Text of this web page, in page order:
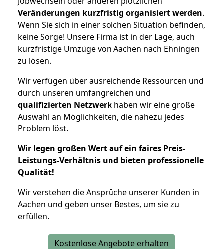
Veränderungen kurzfristig organisiert werden.
Wenn Sie sich in einer solchen Situation befinden,
keine Sorge! Unsere Firma ist in der Lage, auch
kurzfristige Umzüge von Aachen nach Ehningen
zu lösen.
Wir verfügen über ausreichende Ressourcen und
durch unseren umfangreichen und
qualifizierten Netzwerk haben wir eine große
Auswahl an Möglichkeiten, die nahezu jedes
Problem löst.
Wir legen großen Wert auf ein faires Preis-
Leistungs-Verhältnis und bieten professionelle
Qualität!
Wir verstehen die Ansprüche unserer Kunden in
Aachen und geben unser Bestes, um sie zu
erfüllen.
Kostenlose Angebote erhalten